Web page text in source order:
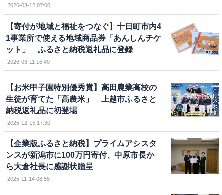
2026-03-12 07:00
【寄付が地域と福祉をつなぐ】十日町市内4
1事業所で使える地域商品券「あんしんチケ
ット」 ふるさと納税返礼品に登録
2026-03-11 16:49
【お米甲子園特別優秀賞】高田農業高校の
生徒が育てた「高農米」 上越市ふるさと
納税返礼品に初登場
2025-12-15 17:30
【企業版ふるさと納税】プライムアシスタ
ンスが新潟市に100万円寄付、中原市長か
ら大倉社長に感謝状贈呈
2025-11-14 08:55